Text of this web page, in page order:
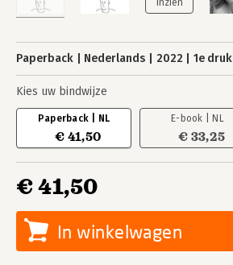
Paperback Nederlands 2022 1e druk
Kies uw bindwijze
Paperback | NL
€ 41,50
E-book | NL
€ 33,25
€ 41,50
In winkelwagen